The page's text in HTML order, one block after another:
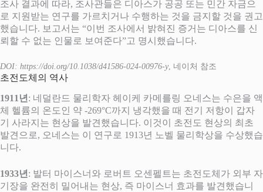
조사 결과에 따라, 조사관들은 디아스가 공공 또는 민간 자금으
로 지원받는 연구를 가르치거나 수행하는 것을 금지할 것을 권고
했습니다. 보고서는 “이번 조사에서 밝혀진 증거는 디아스를 신
뢰할 수 없는 인물로 보여준다”고 명시했습니다.
DOI: https://doi.org/10.1038/d41586-024-00976-y , 네이처 참조
초전도체의 역사
1911년 : 네덜란드 물리학자 헤이케 카메를링 오네스는 수은을 액
체 헬륨의 온도인 약 -269°C까지 냉각했을 때 전기 저항이 갑자
기 사라지는 현상을 발견했습니다. 이것이 초전도 현상의 최초
발견으로, 오네스는 이 연구로 1913년 노벨 물리학상을 수상했습
니다.
1933년 : 발터 마이스너와 로버트 오센펠트는 초전도체가 외부 자
기장을 완전히 밀어내는 현상, 즉 마이스너 효과를 발견했습니